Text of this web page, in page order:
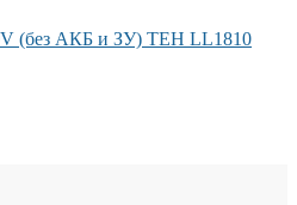
(без АКБ и ЗУ) TEH LL1810